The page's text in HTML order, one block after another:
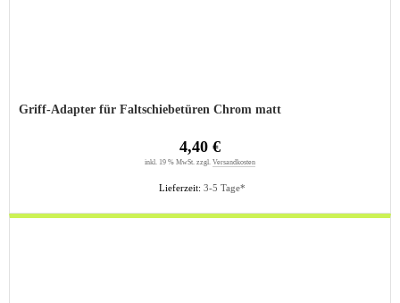
Griff-Adapter für Faltschiebetüren Chrom matt
Lieferzeit: 3-5 Tage*
4,40 €
inkl. 19 % MwSt. zzgl. Versandkosten